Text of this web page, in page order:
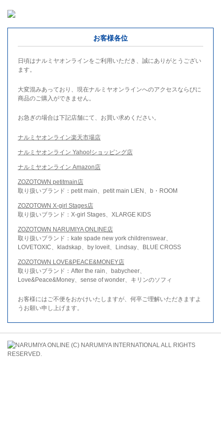
お客様各位
日頃はナルミヤオンラインをご利用いただき、誠にありがとうござい
ます。
大変混みあっており、現在ナルミヤオンラインへのアクセスならびに
商品のご購入ができません。
お急ぎの場合は下記店舗にて、お買い求めください。
ナルミヤオンライン楽天市場店
ナルミヤオンライン Yahoo!ショッピング店
ナルミヤオンライン Amazon店
ZOZOTOWN petitmain店
取り扱いブランド：petit main、petit main LIEN、b・ROOM
ZOZOTOWN X-girl Stages店
取り扱いブランド：X-girl Stages、XLARGE KIDS
ZOZOTOWN NARUMIYA ONLINE店
取り扱いブランド：kate spade new york childrenswear、
LOVETOXIC、kladskap、by loveit、Lindsay、BLUE CROSS
ZOZOTOWN LOVE&PEACE&MONEY店
取り扱いブランド：After the rain、babycheer、
Love&Peace&Money、sense of wonder、キリンのソフィ
お客様にはご不便をおかけいたしますが、何卒ご理解いただきますよ
うお願い申し上げます。